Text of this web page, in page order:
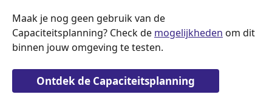
Maak je nog geen gebruik van de
Capaciteitsplanning? Check de mogelijkheden om dit
binnen jouw omgeving te testen.
Ontdek de Capaciteitsplanning